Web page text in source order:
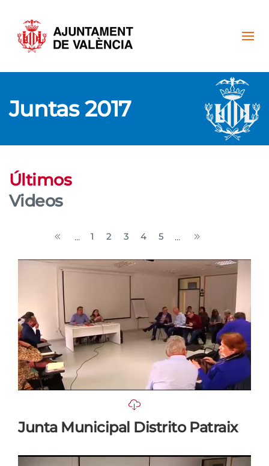
Skip to main content
Juntas 2017
Últimos
Videos
... 1 2 3 4 5 ...
Junta Municipal Distrito Patraix